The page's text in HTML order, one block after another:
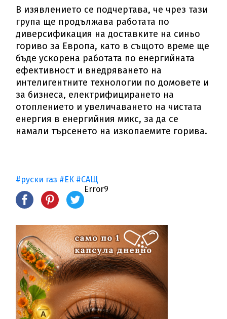
В изявлението се подчертава, че чрез тази
група ще продължава работата по
диверсификация на доставките на синьо
гориво за Европа, като в същото време ще
бъде ускорена работата по енергийната
ефективност и внедряването на
интелигентните технологии по домовете и
за бизнеса, електрифицирането на
отоплението и увеличаването на чистата
енергия в енергийния микс, за да се
намали търсенето на изкопаемите горива.
#руски газ #ЕК #САЩ
Error9